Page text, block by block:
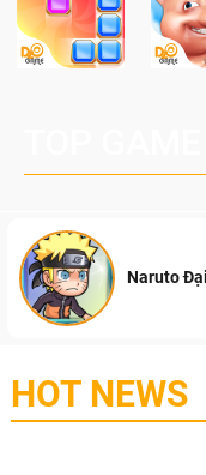
Naruto
HOT NEWS